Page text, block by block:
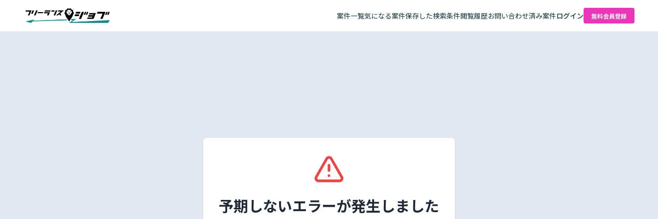
案件一覧気になる案件保存した検索条件閲覧履歴お問い合わせ済み案件ログイン 無料会員登録
予期しないエラーが発生しました